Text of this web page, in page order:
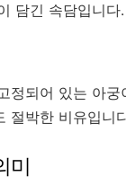
담긴 속담입니다.
정되어 있는 아
절박한 비유입니
미